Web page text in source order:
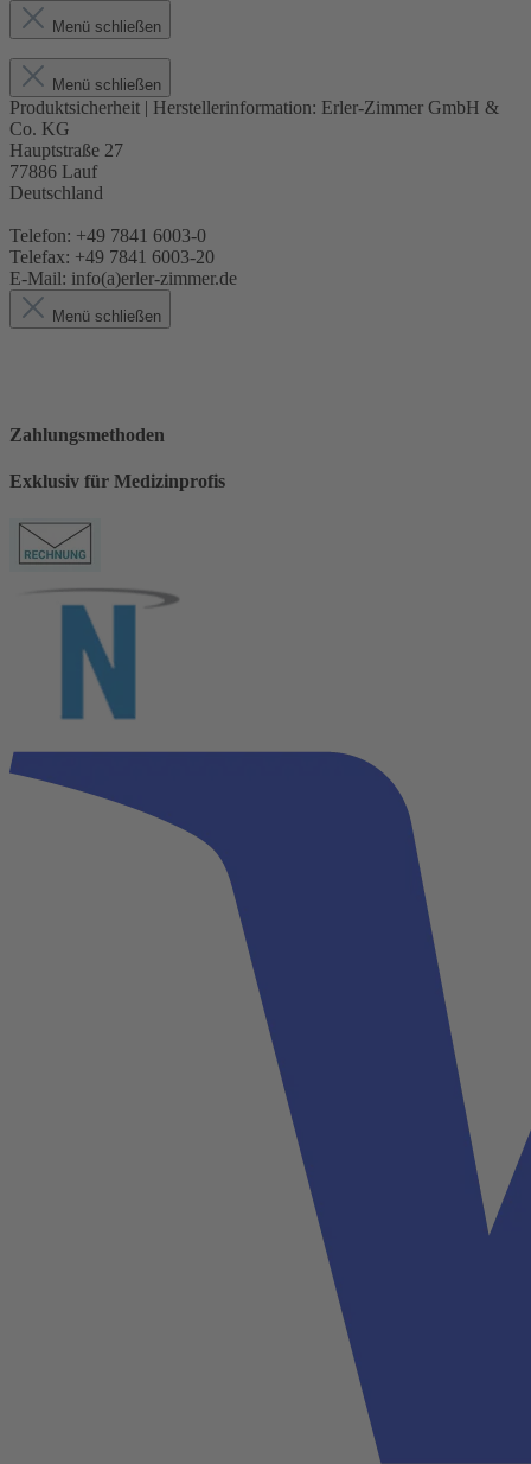
Menü schließen
Menü schließen
Produktsicherheit | Herstellerinformation: Erler-Zimmer GmbH &
Co. KG
Hauptstraße 27
77886 Lauf
Deutschland
Telefon: +49 7841 6003-0
Telefax: +49 7841 6003-20
E-Mail: info(a)erler-zimmer.de
Menü schließen
Zahlungsmethoden
Exklusiv für Medizinprofis